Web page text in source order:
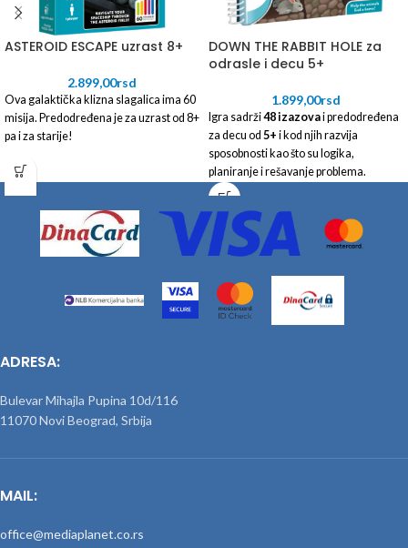
ASTEROID ESCAPE uzrast 8+
2.899,00rsd
Ova galaktička klizna slagalica ima 60
misija. Predodređena je za uzrast od 8+
pa i za starije!
DOWN THE RABBIT HOLE za
odrasle i decu 5+
1.899,00rsd
Igra sadrži48 izazovai predodređena
za decu od 5+ i kod njih razvija
sposobnosti kao što su logika,
planiranje i rešavanje problema.
ADRESA:
Bulevar Mihajla Pupina 10d/116
11070 Novi Beograd, Srbija
MAIL:
office@mediaplanet.co.rs